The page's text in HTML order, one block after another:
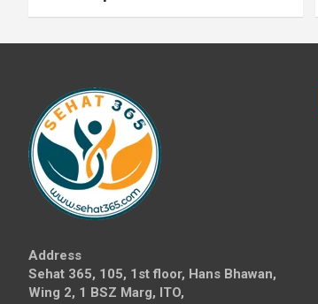
Address
Sehat 365, 105, 1st floor, Hans Bhawan,
Wing 2, 1 BSZ Marg, ITO,